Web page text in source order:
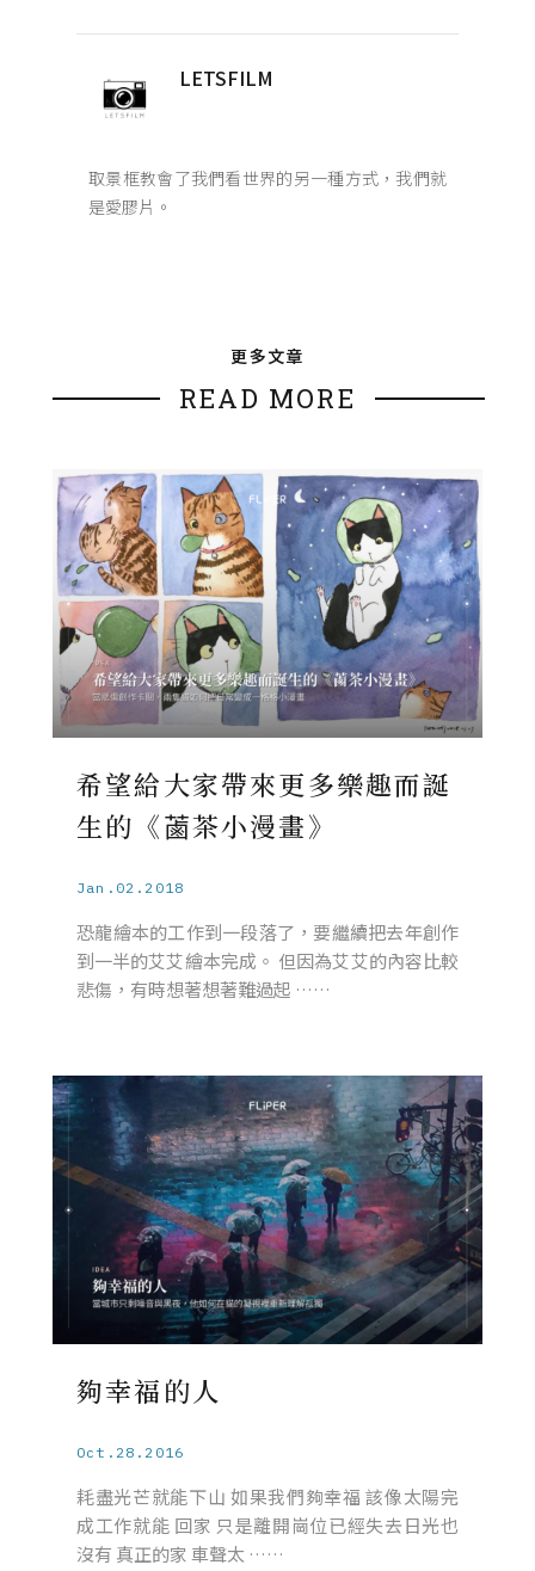
LETSFILM
取景框教會了我們看世界的另一種方式，我們就
是愛膠片。
更多文章
READ MORE
希望給大家帶來更多樂趣而誕
生的《蓾茶小漫畫》
Jan.02.2018
恐龍繪本的工作到一段落了，要繼續把去年創作
到一半的艾艾繪本完成。 但因為艾艾的內容比較
悲傷，有時想著想著難過起 ……
夠幸福的人
Oct.28.2016
耗盡光芒就能下山 如果我們夠幸福 該像太陽完
成工作就能 回家 只是離開崗位已經失去日光也
沒有 真正的家 車聲太 ……